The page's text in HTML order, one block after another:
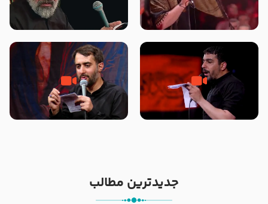
جانا جانا ابی عبدالله – کربلایی جواد
مقدم – شب هشتم محرم 1448 –
مادر منم مثل تو خمیدم – حاج
محمود کریمی – شهادت حضرت
هیئت رایة العباس علیه السلام
تک ، عبّاس، صاحب دل‌هاست –
حاج حنیف طاهری – عزاداری شب
من غلام نوکراتم من عاشق کربلاتم
– شور زمینه – شب هفتم – محرم
جدیدترین مطالب